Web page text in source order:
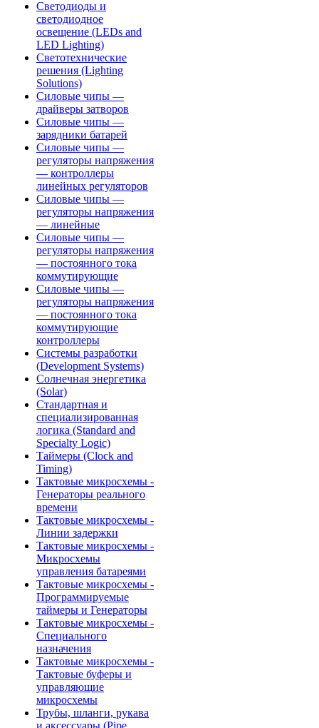
Светодиоды и
светодиодное
освещение (LEDs and
LED Lighting)
Светотехнические
решения (Lighting
Solutions)
Силовые чипы —
драйверы затворов
Силовые чипы —
зарядники батарей
Силовые чипы —
регуляторы напряжения
— контроллеры
линейных регуляторов
Силовые чипы —
регуляторы напряжения
— линейные
Силовые чипы —
регуляторы напряжения
— постоянного тока
коммутирующие
Силовые чипы —
регуляторы напряжения
— постоянного тока
коммутирующие
контроллеры
Системы разработки
(Development Systems)
Солнечная энергетика
(Solar)
Стандартная и
специализированная
логика (Standard and
Specialty Logic)
Таймеры (Clock and
Timing)
Тактовые микросхемы -
Генераторы реального
времени
Тактовые микросхемы -
Линии задержки
Тактовые микросхемы -
Микросхемы
управления батареями
Тактовые микросхемы -
Программируемые
таймеры и Генераторы
Тактовые микросхемы -
Специального
назначения
Тактовые микросхемы -
Тактовые буферы и
управляющие
микросхемы
Трубы, шланги, рукава
и аксессуары (Pipe,